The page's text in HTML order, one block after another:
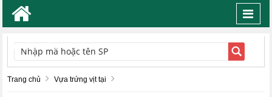
TÌM KIẾM
Trang chủ Vựa trứng vịt tại